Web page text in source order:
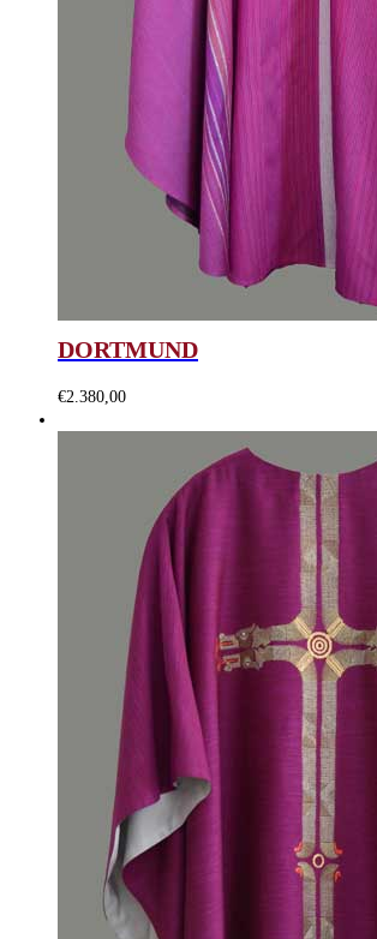
DORTMUND
€2.380,00